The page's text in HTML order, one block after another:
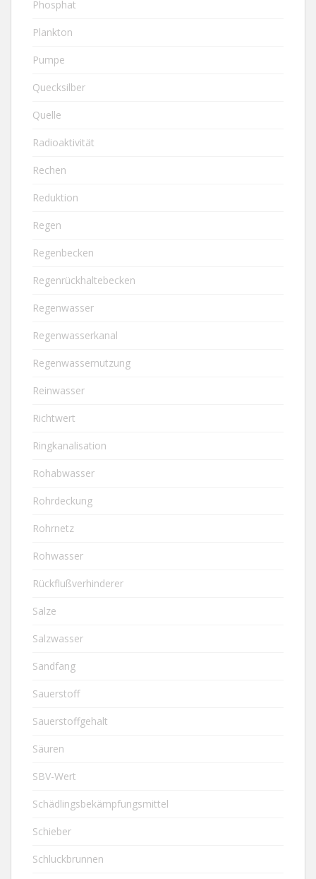
Phosphat
Plankton
Pumpe
Quecksilber
Quelle
Radioaktivität
Rechen
Reduktion
Regen
Regenbecken
Regenrückhaltebecken
Regenwasser
Regenwasserkanal
Regenwassernutzung
Reinwasser
Richtwert
Ringkanalisation
Rohabwasser
Rohrdeckung
Rohrnetz
Rohwasser
Rückflußverhinderer
Salze
Salzwasser
Sandfang
Sauerstoff
Sauerstoffgehalt
Säuren
SBV-Wert
Schädlingsbekämpfungsmittel
Schieber
Schluckbrunnen